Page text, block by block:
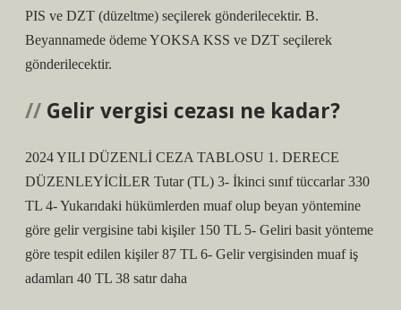
PIS ve DZT (düzeltme) seçilerek gönderilecektir. B.
Beyannamede ödeme YOKSA KSS ve DZT seçilerek
gönderilecektir.
Gelir vergisi cezası ne kadar?
2024 YILI DÜZENLİ CEZA TABLOSU 1. DERECE
DÜZENLEYİCİLER Tutar (TL) 3- İkinci sınıf tüccarlar 330
TL 4- Yukarıdaki hükümlerden muaf olup beyan yöntemine
göre gelir vergisine tabi kişiler 150 TL 5- Geliri basit yönteme
göre tespit edilen kişiler 87 TL 6- Gelir vergisinden muaf iş
adamları 40 TL 38 satır daha